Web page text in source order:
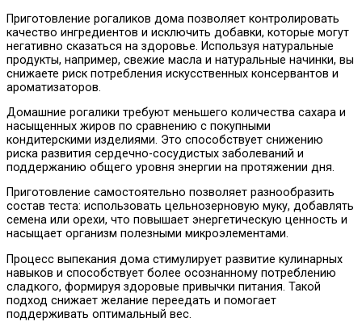
Приготовление рогаликов дома позволяет контролировать
качество ингредиентов и исключить добавки, которые могут
негативно сказаться на здоровье. Используя натуральные
продукты, например, свежие масла и натуральные начинки, вы
снижаете риск потребления искусственных консервантов и
ароматизаторов.
Домашние рогалики требуют меньшего количества сахара и
насыщенных жиров по сравнению с покупными
кондитерскими изделиями. Это способствует снижению
риска развития сердечно-сосудистых заболеваний и
поддержанию общего уровня энергии на протяжении дня.
Приготовление самостоятельно позволяет разнообразить
состав теста: использовать цельнозерновую муку, добавлять
семена или орехи, что повышает энергетическую ценность и
насыщает организм полезными микроэлементами.
Процесс выпекания дома стимулирует развитие кулинарных
навыков и способствует более осознанному потреблению
сладкого, формируя здоровые привычки питания. Такой
подход снижает желание переедать и помогает
поддерживать оптимальный вес.